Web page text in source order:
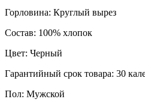
Горловина: Круглый вырез
Состав: 100% хлопок
Цвет: Черный
Гарантийный срок товара: 30
Пол: Мужской